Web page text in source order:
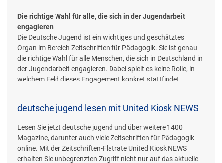
Die richtige Wahl für alle, die sich in der Jugendarbeit
engagieren
Die Deutsche Jugend ist ein wichtiges und geschätztes
Organ im Bereich Zeitschriften für Pädagogik. Sie ist genau
die richtige Wahl für alle Menschen, die sich in Deutschland in
der Jugendarbeit engagieren. Dabei spielt es keine Rolle, in
welchem Feld dieses Engagement konkret stattfindet.
deutsche jugend lesen mit United Kiosk NEWS
Lesen Sie jetzt deutsche jugend und über weitere 1400
Magazine, darunter auch viele Zeitschriften für Pädagogik
online. Mit der Zeitschriften-Flatrate United Kiosk NEWS
erhalten Sie unbegrenzten Zugriff nicht nur auf das aktuelle